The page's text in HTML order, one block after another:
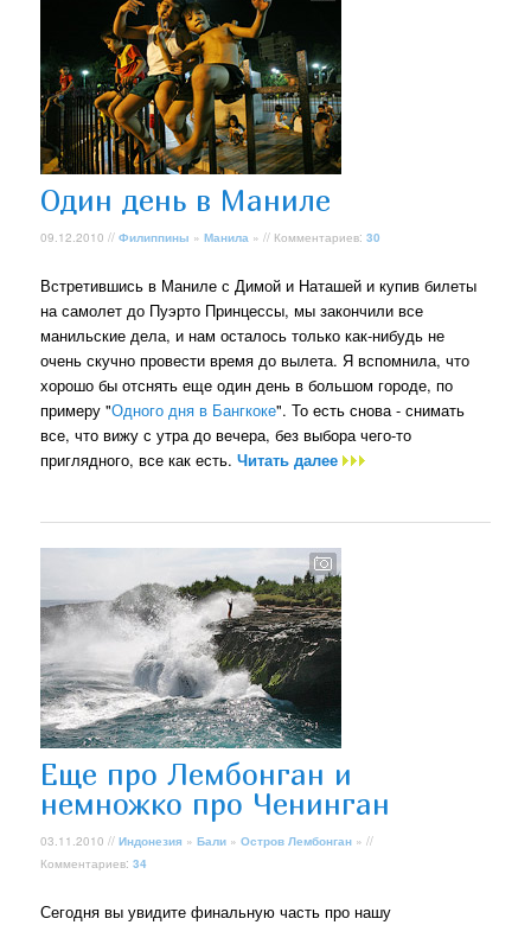
Один день в Маниле
09.12.2010 //Филиппины »Манила » // Комментариев:30
Встретившись в Маниле с Димой и Наташей и купив билеты
на самолет до Пуэрто Принцессы, мы закончили все
манильские дела, и нам осталось только как-нибудь не
очень скучно провести время до вылета. Я вспомнила, что
хорошо бы отснять еще один день в большом городе, по
примеру "Одного дня в Бангкоке". То есть снова - снимать
все, что вижу с утра до вечера, без выбора чего-то
приглядного, все как есть.Читать далее
Еще про Лембонган и
немножко про Ченинган
03.11.2010 //Индонезия »Бали »Остров Лембонган » //
Комментариев:34
Сегодня вы увидите финальную часть про нашу